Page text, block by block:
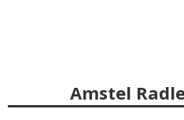
Amstel